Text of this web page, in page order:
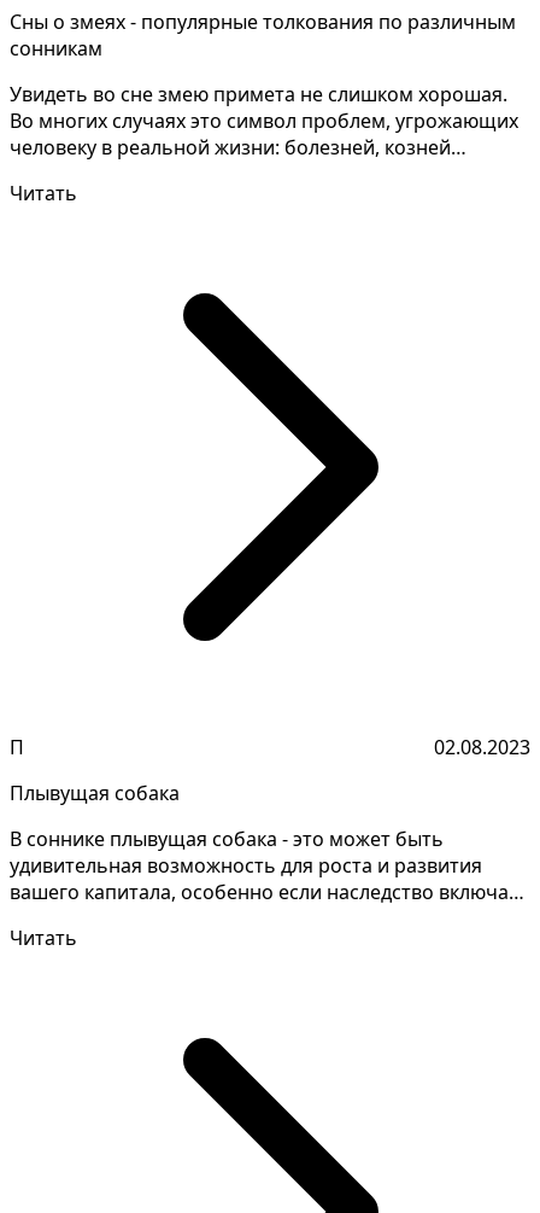
Сны о змеях - популярные толкования по различным
сонникам
Увидеть во сне змею примета не слишком хорошая.
Во многих случаях это символ проблем, угрожающих
человеку в реальной жизни: болезней, козней
Читать
П
02.08.2023
Плывущая собака
В соннике плывущая собака - это может быть
удивительная возможность для роста и развития
вашего капитала, особенно если наследство включает
Читать